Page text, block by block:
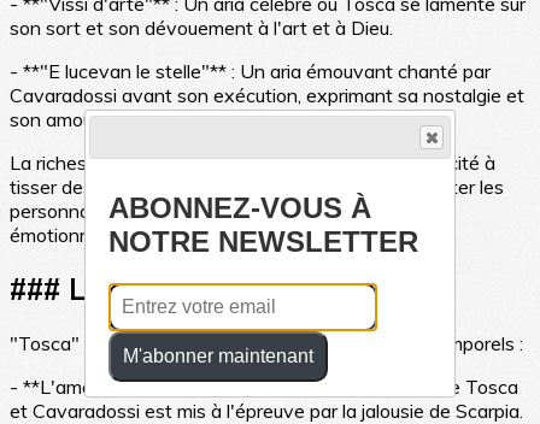
son sort et son dévouement à l'art et à Dieu.
- **"E lucevan le stelle"** : Un aria émouvant chanté par
Cavaradossi avant son exécution, exprimant sa nostalgie et
son amour pour Tosca.
La richesse de l'orchestration de Puccini et sa capacité à
tisser des motifs musicaux récurrents pour représenter les
personnages et les thèmes ajoutent une profondeur
émotionnelle à l'opéra.
### Les Thèmes
"Tosca" explore plusieurs thèmes universels et intemporels :
- **L'amour et la jalousie** : L'amour passionné entre Tosca
et Cavaradossi est mis à l'épreuve par la jalousie de Scarpia.
ABONNEZ-VOUS À
NOTRE NEWSLETTER
M'abonner maintenant